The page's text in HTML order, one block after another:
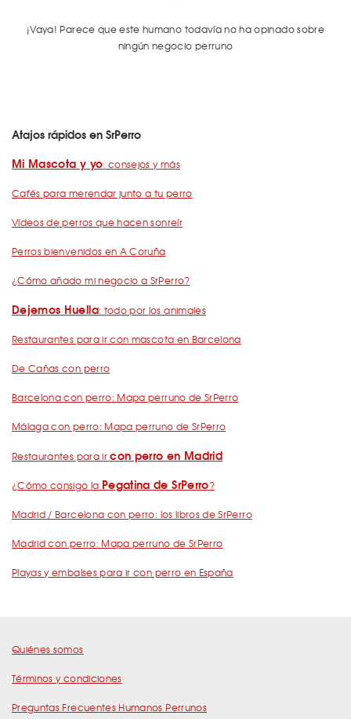
¡Vaya! Parece que este humano todavía no ha opinado sobre
ningún negocio perruno
Atajos rápidos en SrPerro
Mi Mascota y yo: consejos y más
Cafés para merendar junto a tu perro
Vídeos de perros que hacen sonreír
Perros bienvenidos en A Coruña
¿Cómo añado mi negocio a SrPerro?
Dejemos Huella: todo por los animales
Restaurantes para ir con mascota en Barcelona
De Cañas con perro
Barcelona con perro: Mapa perruno de SrPerro
Málaga con perro: Mapa perruno de SrPerro
Restaurantes para ircon perro en Madrid
¿Cómo consigo la Pegatina de SrPerro?
Madrid / Barcelona con perro: los libros de SrPerro
Madrid con perro: Mapa perruno de SrPerro
Playas y embalses para ir con perro en España
Quiénes somos
Términos y condiciones
Preguntas Frecuentes Humanos Perrunos